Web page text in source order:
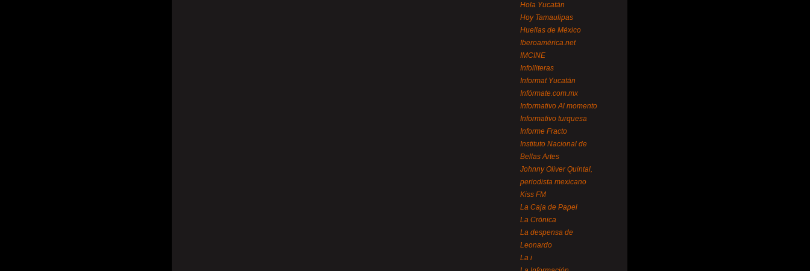
Hola Yucatán
Hoy Tamaulipas
Huellas de México
Iberoamérica.net
IMCINE
Infolliteras
Informat Yucatán
Infórmate.com.mx
Informativo Al momento
Informativo turquesa
Informe Fracto
Instituto Nacional de
Bellas Artes
Johnny Oliver Quintal,
periodista mexicano
Kiss FM
La Caja de Papel
La Crónica
La despensa de
Leonardo
La i